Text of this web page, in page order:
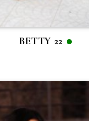
BETTY 22